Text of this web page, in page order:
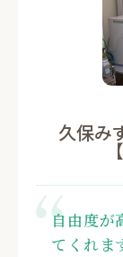
久保み
自由度が
てくれま